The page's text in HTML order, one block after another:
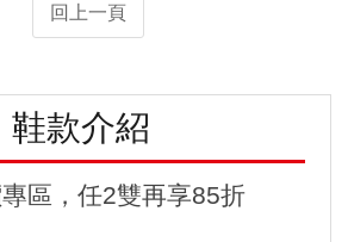
鞋款介紹
區，任2雙再享85折
回上一頁